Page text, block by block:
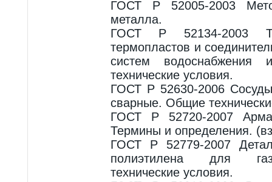
ГОСТ Р 52005-2003
металла.
ГОСТ Р 52134-2003
термопластов и
систем
технические условия.
ГОСТ Р 52630-2006
сварные. Общие
ГОСТ Р 52720-2007
Термины и определения.
ГОСТ Р 52779-2007
полиэтилена для
технические условия.